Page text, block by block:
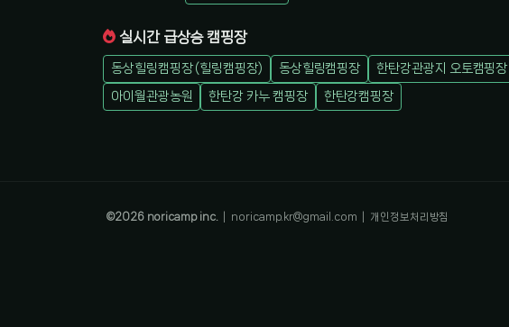
실시간 급상승 캠핑장
동상힐링캠핑장 (힐링캠핑장) 동상힐링캠핑장 한탄강관광지 오토캠핑장
아이월관광농원
한탄강 카누 캠핑장 한탄강캠핑장
©2026noricamp inc. noricamp.kr@gmail.com 개인정보처리방침